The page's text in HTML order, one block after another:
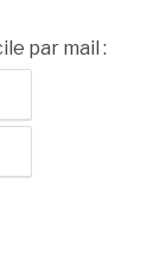
par mail :